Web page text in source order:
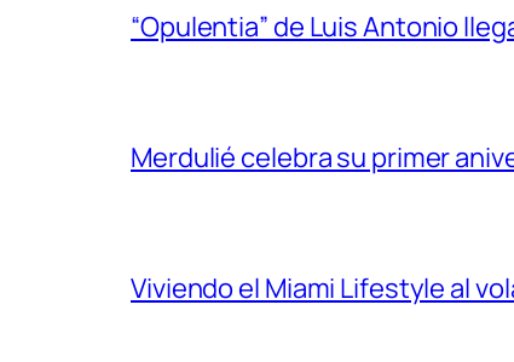
“Opulentia” de Luis Antonio
Merdulié celebra su primer
Viviendo el Miami Lifestyle al